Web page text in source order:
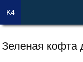
Зеленая кофта
K4